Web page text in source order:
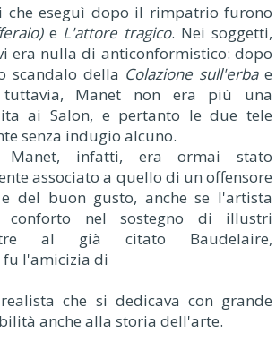
eseguì dopo il rimpatrio furono
e L'attore tragico. Nei soggetti,
era nulla di anticonformistico: dopo
scandalo della Colazione sull'erbae
Manet non era più una
ai Salon, e pertanto le due tele
senza indugio alcuno.
infatti, era ormai stato
associato a quello di un offensore
del buon gusto, anche se l'artista
conforto nel sostegno di illustri
al già citato Baudelaire,
l'amicizia di
che si dedicava con grande
anche alla storia dell'arte.